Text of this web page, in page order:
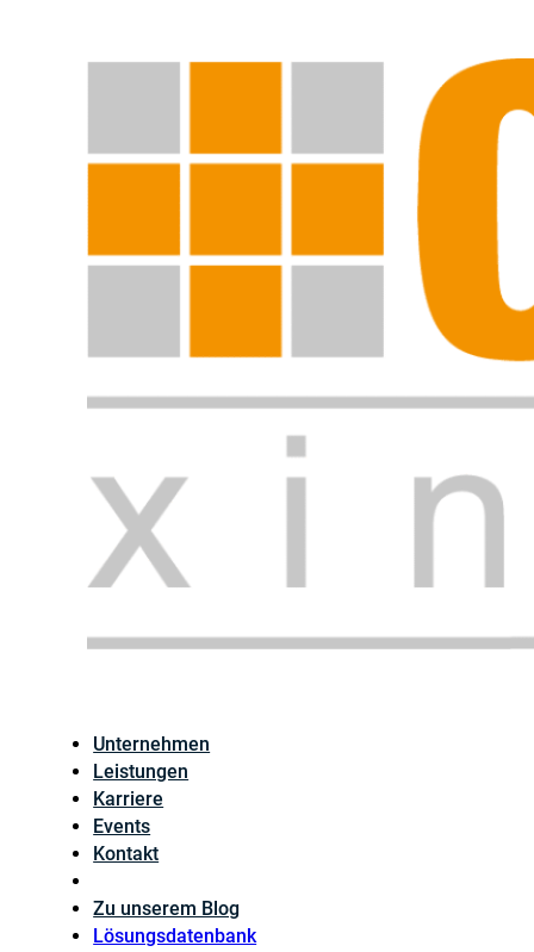
Unternehmen
Leistungen
Karriere
Events
Kontakt
Zu unserem Blog
Lösungsdatenbank